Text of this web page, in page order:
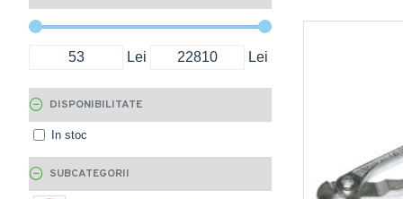
Lei Lei
SUBCATEGORII
DISPONIBILITATE
In stoc